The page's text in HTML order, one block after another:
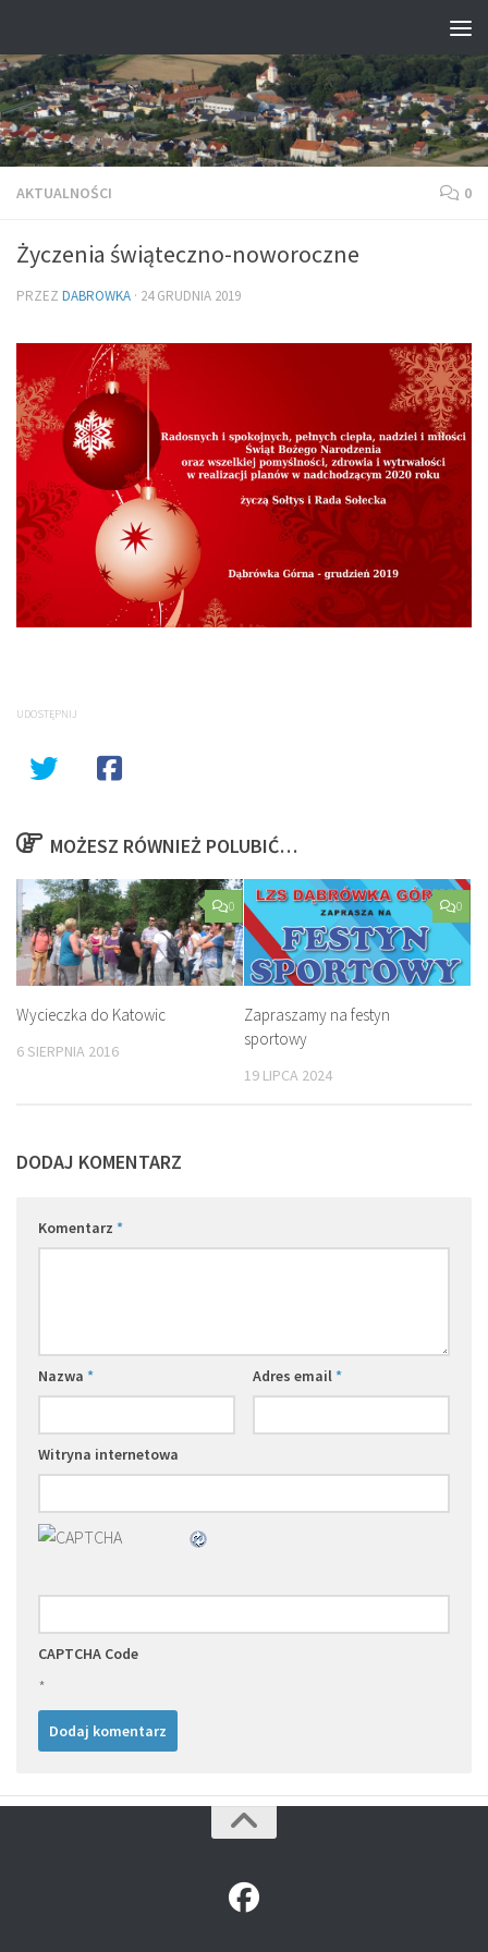
AKTUALNOŚCI 0
Życzenia świąteczno-noworoczne
PRZEZ DABROWKA · 24 GRUDNIA 2019
UDOSTĘPNIJ
MOŻESZ RÓWNIEŻ POLUBIĆ…
0
Wycieczka do Katowic
6 SIERPNIA 2016
0
Zapraszamy na festyn
sportowy
19 LIPCA 2024
DODAJ KOMENTARZ
Komentarz *
Nazwa * Adres email*
Witryna internetowa
CAPTCHA Code
*